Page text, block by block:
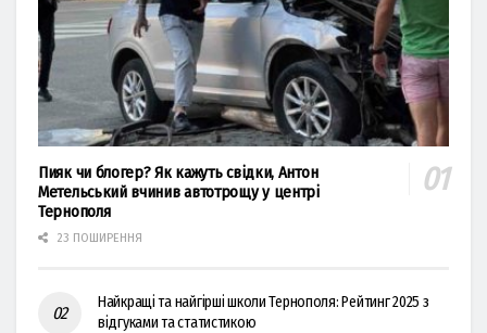
Пияк чи блогер? Як кажуть свідки, Антон
Метельський вчинив автотрощу у центрі
Тернополя
23 ПОШИРЕННЯ
Найкращі та найгірші школи Тернополя: Рейтинг 2025 з
відгуками та статистикою